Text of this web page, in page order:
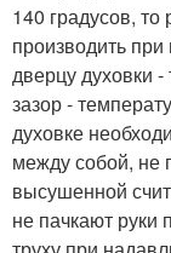
140 градусов,
производить
дверцу духовки
зазор -
духовке
между собой, не
высушенной
не пачкают